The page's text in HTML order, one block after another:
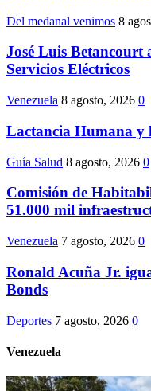
Del medanal venimos 8
José Luis Betancourt
Servicios Eléctricos
Venezuela 8 agosto, 2026 0
Lactancia Humana y
Guía Salud 8 agosto, 2026 0
Comisión de
51.000 mil
Venezuela 7 agosto, 2026 0
Ronald Acuña Jr.
Bonds
Deportes 7 agosto, 2026 0
Venezuela